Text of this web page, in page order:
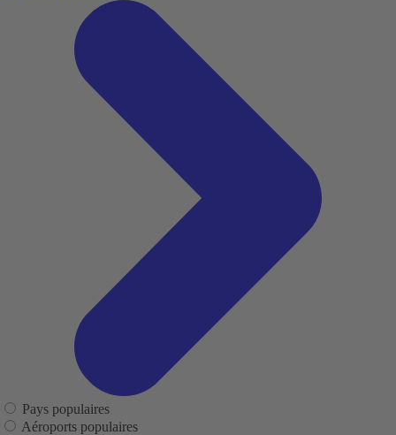
Pays populaires
Aéroports populaires